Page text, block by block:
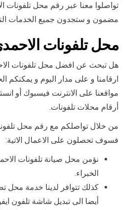
تواصلوا معنا عبر رقم محل تلفونات
مضمون و ستجدون جميع الخدمات
محل تلفونات
هل تبحث عن افضل محل تلفونات
ارقامنا و على مدار اليوم و
مواقعنا على الانترنت فيسبوك أو
أرقام محلات تلفونات.
من خلال تواصلكم مع رقم محل
فسوف تحصلون على الاعمال الاتية:
نؤمن محل صيانة تلفونات
الخبراء.
كذلك تتوافر لدينا خدمة محل
أيضا الى تبديل شاشة تلفون